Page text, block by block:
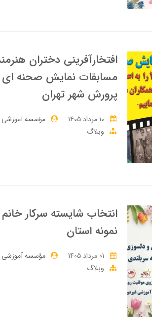
افتخارآفرینی دختران
پرورش شهر تهران
مؤسسه آموزشی
وبلاگ
انتخاب شایسته سرکار
نمونه استان
مؤسسه آموزشی
وبلاگ